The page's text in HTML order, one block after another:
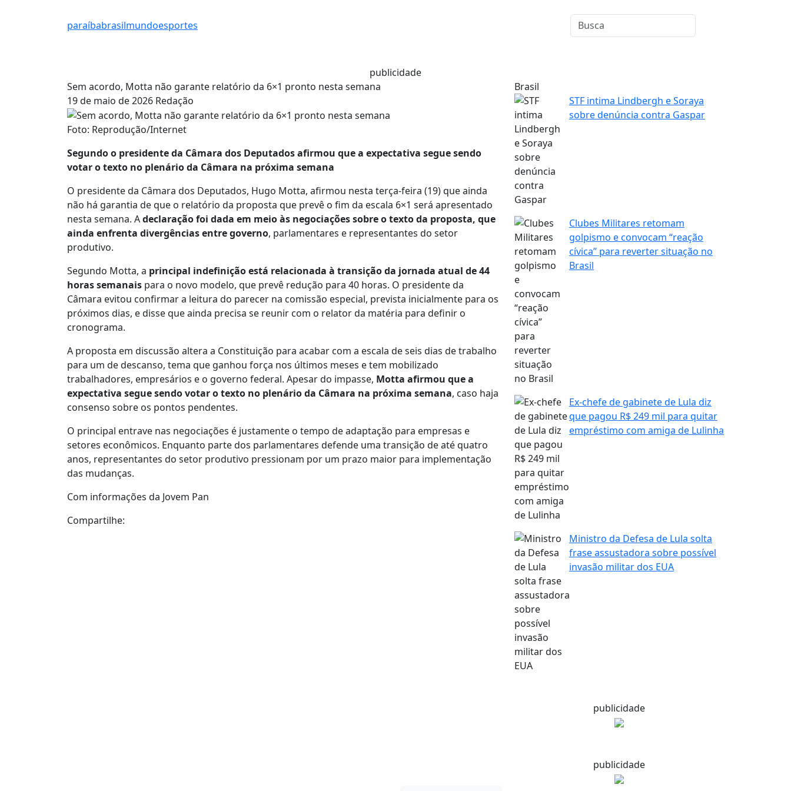
paraíbabrasilmundoesportes
publicidade
Sem acordo, Motta não garante relatório da 6×1 pronto nesta semana
19 de maio de 2026 Redação
Foto: Reprodução/Internet
Segundo o presidente da Câmara dos Deputados afirmou que a expectativa segue sendo
votar o texto no plenário da Câmara na próxima semana
O presidente da Câmara dos Deputados, Hugo Motta, afirmou nesta terça-feira (19) que ainda
não há garantia de que o relatório da proposta que prevê o fim da escala 6×1 será apresentado
nesta semana. Adeclaração foi dada em meio às negociações sobre o texto da proposta, que
ainda enfrenta divergências entre governo, parlamentares e representantes do setor
produtivo.
Segundo Motta, a principal indefinição está relacionada à transição da jornada atual de 44
horas semanais para o novo modelo, que prevê redução para 40 horas. O presidente da
Câmara evitou confirmar a leitura do parecer na comissão especial, prevista inicialmente para os
próximos dias, e disse que ainda precisa se reunir com o relator da matéria para definir o
cronograma.
A proposta em discussão altera a Constituição para acabar com a escala de seis dias de trabalho
para um de descanso, tema que ganhou força nos últimos meses e tem mobilizado
trabalhadores, empresários e o governo federal. Apesar do impasse, Motta afirmou que a
expectativa segue sendo votar o texto no plenário da Câmara na próxima semana, caso haja
consenso sobre os pontos pendentes.
O principal entrave nas negociações é justamente o tempo de adaptação para empresas e
setores econômicos. Enquanto parte dos parlamentares defende uma transição de até quatro
anos, representantes do setor produtivo pressionam por um prazo maior para implementação
das mudanças.
Com informações da Jovem Pan
Compartilhe:
Brasil
STF intima Lindbergh e Soraya
sobre denúncia contra Gaspar
Clubes Militares retomam
golpismo e convocam “reação
cívica” para reverter situação no
Brasil
Ex-chefe de gabinete de Lula diz
que pagou R$ 249 mil para quitar
empréstimo com amiga de Lulinha
Ministro da Defesa de Lula solta
frase assustadora sobre possível
invasão militar dos EUA
publicidade
publicidade